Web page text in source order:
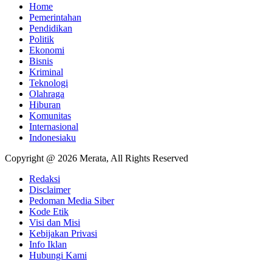
Home
Pemerintahan
Pendidikan
Politik
Ekonomi
Bisnis
Kriminal
Teknologi
Olahraga
Hiburan
Komunitas
Internasional
Indonesiaku
Copyright @ 2026 Merata, All Rights Reserved
Redaksi
Disclaimer
Pedoman Media Siber
Kode Etik
Visi dan Misi
Kebijakan Privasi
Info Iklan
Hubungi Kami